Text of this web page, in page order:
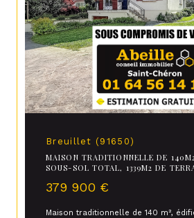
Breuillet (91650)
MAISON TRADITIONNELLE DE
SOUS-SOL TOTAL, 1339M2 DE
379 900 €
Maison traditionnelle de 140 m²,